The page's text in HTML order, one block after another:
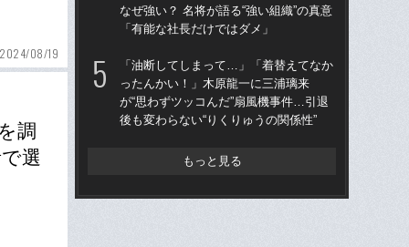
2024/08/19
調
選
なぜ強い？ 名将が語る“強い組織”の真意
「有能な社長だけではダメ」
「油断してしまって…」「着替えてなか
ったんかい！」木原龍一に三浦璃来
が“思わずツッコんだ”扇風機事件…引退
後も変わらない“りくりゅうの関係性”
もっと見る